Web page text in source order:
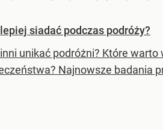
siadać podczas podróży?
unikać podróżni? Które
Najnowsze badania